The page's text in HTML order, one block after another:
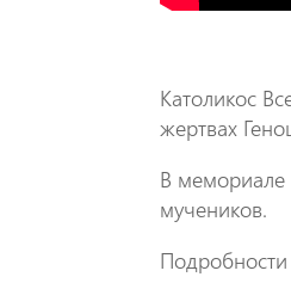
Католикос
жертвах
В мемориале
мучеников.